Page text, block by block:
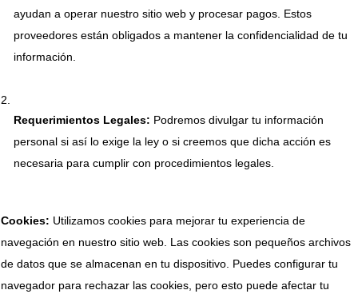
ayudan a operar nuestro sitio web y procesar pagos. Estos
proveedores están obligados a mantener la confidencialidad de tu
información.
Requerimientos Legales: Podremos divulgar tu información
personal si así lo exige la ley o si creemos que dicha acción es
necesaria para cumplir con procedimientos legales.
Cookies: Utilizamos cookies para mejorar tu experiencia de
navegación en nuestro sitio web. Las cookies son pequeños archivos
de datos que se almacenan en tu dispositivo. Puedes configurar tu
navegador para rechazar las cookies, pero esto puede afectar tu